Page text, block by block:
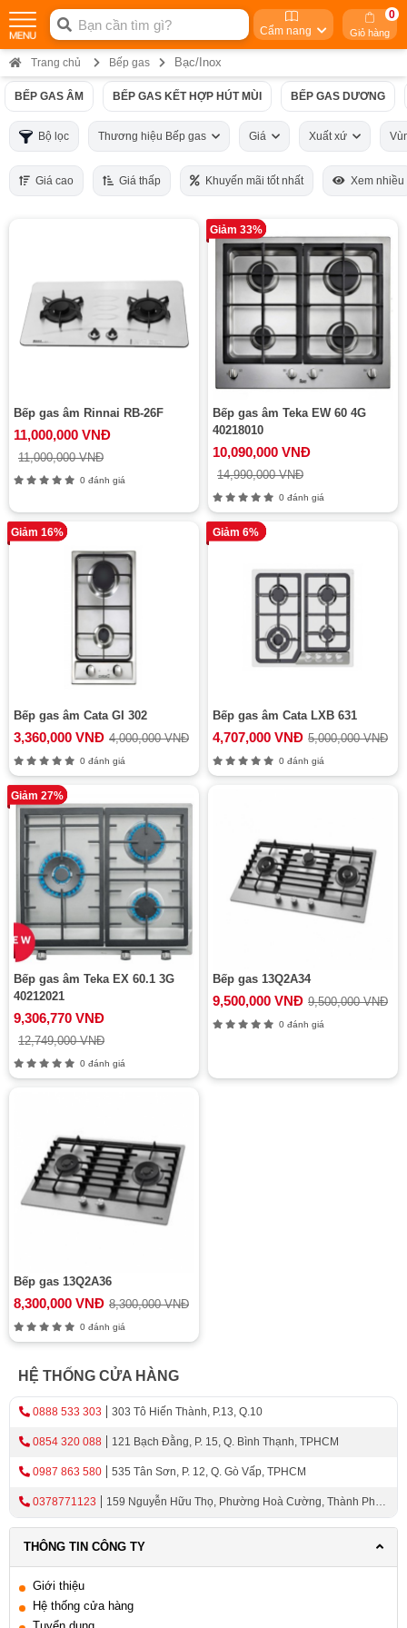
Cẩm nang Giỏ hàng
0
Trang chủ Bếp gas Bạc/Inox
BẾP GAS ÂM BẾP GAS KẾT HỢP HÚT MÙI BẾP GAS DƯƠNG
Bộ lọc Thương hiệu Bếp gas Giá Xuất xứ
Giá cao Giá thấp Khuyến mãi tốt nhất Xem nhiều
Bếp gas âm Rinnai RB-26F
11,000,000 VNĐ
11,000,000 VNĐ
0 đánh giá
Giảm 33%
Bếp gas âm Teka EW 60 4G
40218010
10,090,000 VNĐ
14,990,000 VNĐ
0 đánh giá
Giảm 16%
Bếp gas âm Cata GI 302
3,360,000 VNĐ 4,000,000 VNĐ
0 đánh giá
Giảm 6%
Bếp gas âm Cata LXB 631
4,707,000 VNĐ 5,000,000 VNĐ
0 đánh giá
Giảm 27%
Bếp gas âm Teka EX 60.1 3G
40212021
9,306,770 VNĐ
12,749,000 VNĐ
0 đánh giá
Bếp gas 13Q2A34
9,500,000 VNĐ 9,500,000 VNĐ
0 đánh giá
Bếp gas 13Q2A36
8,300,000 VNĐ 8,300,000 VNĐ
0 đánh giá
HỆ THỐNG CỬA HÀNG
0888 533 303 303 Tô Hiến Thành, P.13, Q.10
0854 320 088 121 Bạch Đằng, P. 15, Q. Bình Thạnh, TPHCM
0987 863 580 535 Tân Sơn, P. 12, Q. Gò Vấp, TPHCM
0378771123
159 Nguyễn Hữu Thọ, Phường Hoà Cường, Thành Phố
THÔNG TIN CÔNG TY
Giới thiệu
Hệ thống cửa hàng